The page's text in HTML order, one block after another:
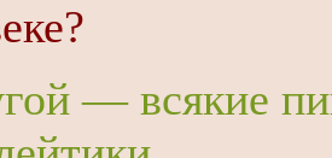
— всякие